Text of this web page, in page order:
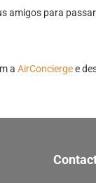
amigos para
a AirConciergee